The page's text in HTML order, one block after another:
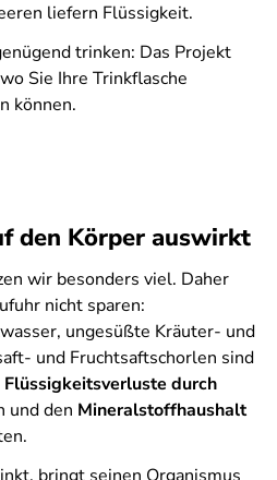
liefern Flüssigkeit.
trinken: Das Projekt
Sie Ihre Trinkflasche
können.
den Körper auswirkt
wir besonders viel. Daher
nicht sparen:
ungesüßte Kräuter- und
und Fruchtsaftschorlen sind
Flüssigkeitsverluste durch
und den Mineralstoffhaushalt